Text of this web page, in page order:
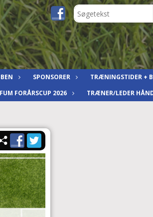
SPONSORER
TRÆNINGSTIDER +
FORÅRSCUP 2026 TRÆNER/LEDER